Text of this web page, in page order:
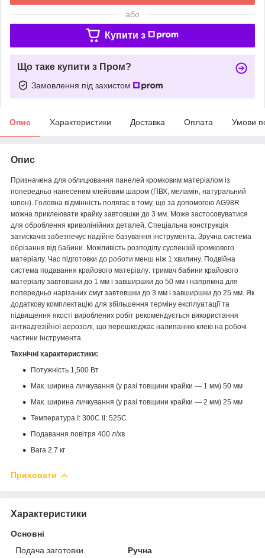
або
Купити з
Що таке купити з Пром?
Замовлення під захистом
Опис Характеристики Доставка Оплата Умови
Опис
Призначена для облицювання панелей кромковим матеріалом із
попередньо нанесеним клейовим шаром (ПВХ, меламін, натуральний
шпон). Головна відмінність полягає в тому, що за допомогою AG98R
можна приклеювати крайку завтовшки до 3 мм. Може застосовуватися
для оброблення криволінійних деталей. Спеціальна конструкція
затискачів забезпечує надійне базування інструмента. Зручна система
обрізання від бабини. Можливість розподілу суспензій кромкового
матеріалу. Час підготовки до роботи менш ніж 1 хвилину. Подвійна
система подавання крайового матеріалу: тримач бабини крайового
матеріалу завтовшки до 1 мм і завширшки до 50 мм і напрямна для
попередньо нарізаних смуг завтовшки до 3 мм і завширшки до 25 мм. Як
додаткову комплектацію для збільшення терміну експлуатації та
підвищення якості вироблених робіт рекомендується використання
антиадгезійної аерозолі, що перешкоджає налипанню клею на робочі
частини інструмента.
Технічні характеристики:
Потужність 1,500 Вт
Мак. ширина личкування (у разі товщини крайки — 1 мм) 50 мм
Мак. ширина личкування (у разі товщини крайки — 2 мм) 25 мм
Температура I: 300C II: 525C
Подавання повітря 400 л/хв
Вага 2.7 кг
Приховати
Характеристики
Основні
Подача заготовки
Ручна